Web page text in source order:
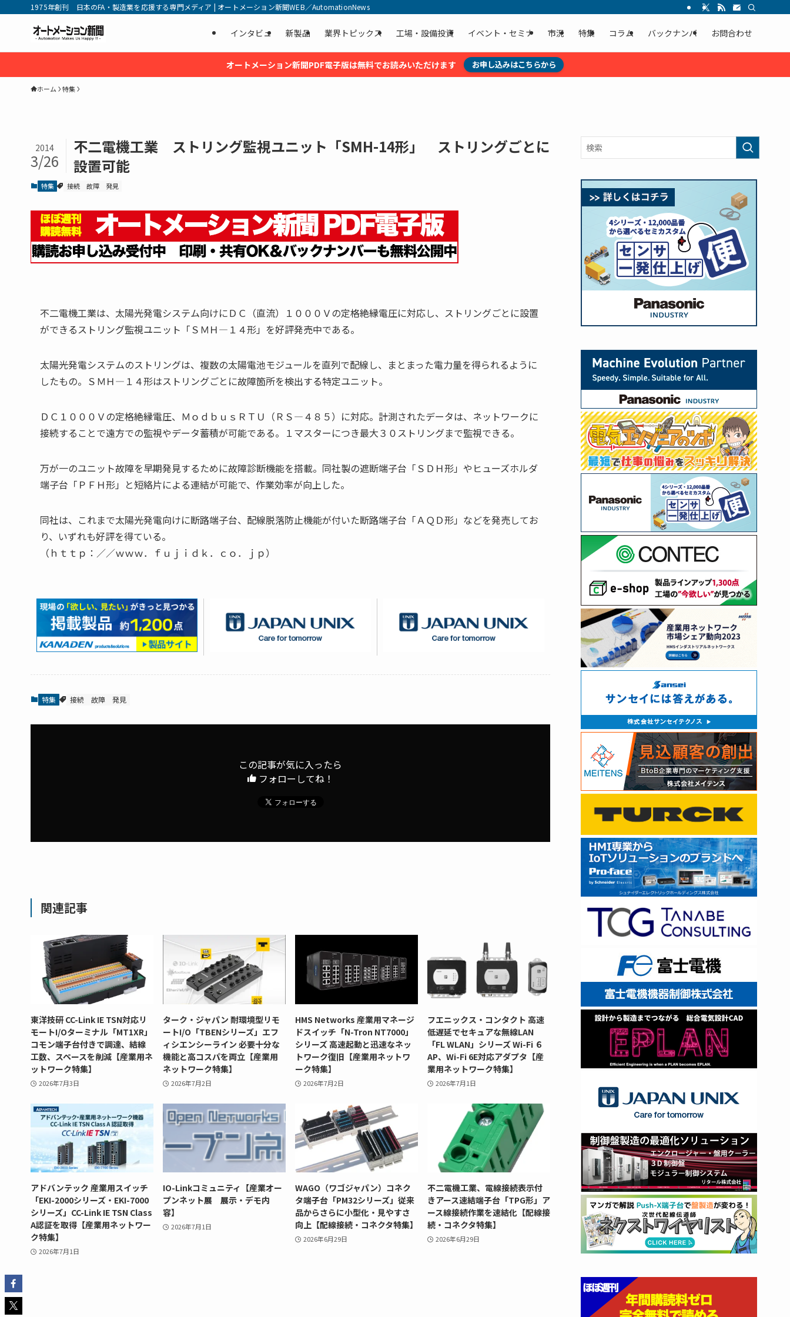
1975年創刊 日本のFA・製造業を応援する専門メディア | オートメーション新聞WEB／AutomationNews
インタビュ 新製品 業界トピックス 工場・設備投資 イベント・セミナ 市況 特集 コラム バックナンバ お問合わせ
オートメーション新聞PDF電子版は無料でお読みいただけます お申し込みはこちらから
ホーム 特集
不二電機工業 ストリング監視ユニット「SMH-14形」 ストリングごとに
設置可能
2014
3/26
特集 接続 故障 発見
不二電機工業は、太陽光発電システム向けにＤＣ（直流）１０００Ｖの定格絶縁電圧に対応し、ストリングごとに設置
ができるストリング監視ユニット「ＳＭＨ―１４形」を好評発売中である。
太陽光発電システムのストリングは、複数の太陽電池モジュールを直列で配線し、まとまった電力量を得られるように
したもの。ＳＭＨ―１４形はストリングごとに故障箇所を検出する特定ユニット。
ＤＣ１０００Ｖの定格絶縁電圧、ＭｏｄｂｕｓＲＴＵ（ＲＳ―４８５）に対応。計測されたデータは、ネットワークに
接続することで遠方での監視やデータ蓄積が可能である。１マスターにつき最大３０ストリングまで監視できる。
万が一のユニット故障を早期発見するために故障診断機能を搭載。同社製の遮断端子台「ＳＤＨ形」やヒューズホルダ
端子台「ＰＦＨ形」と短絡片による連結が可能で、作業効率が向上した。
同社は、これまで太陽光発電向けに断路端子台、配線脱落防止機能が付いた断路端子台「ＡＱＤ形」などを発売してお
り、いずれも好評を得ている。
（ｈｔｔｐ：／／ｗｗｗ．ｆｕｊｉｄｋ．ｃｏ．ｊｐ）
特集 接続 故障 発見
この記事が気に入ったら
フォローしてね！
関連記事
東洋技研 CC-Link IE TSN対応リ
モートI/Oターミナル「MT1XR」
コモン端子台付きで調達、結線
工数、スペースを削減【産業用ネ
ットワーク特集】
2026年7月3日
ターク・ジャパン 耐環境型リモ
ートI/O「TBENシリーズ」エフ
ィシエンシーライン 必要十分な
機能と高コスパを両立【産業用
ネットワーク特集】
2026年7月2日
HMS Networks 産業用マネージ
ドスイッチ「N-Tron NT7000」
シリーズ 高速起動と迅速なネッ
トワーク復旧【産業用ネットワ
ーク特集】
2026年7月2日
フエニックス・コンタクト 高速
低遅延でセキュアな無線LAN
「FL WLAN」シリーズ Wi-Fi ６
AP、Wi-Fi 6E対応アダプタ【産
業用ネットワーク特集】
2026年7月1日
アドバンテック 産業用スイッチ
「EKI-2000シリーズ・EKI-7000
シリーズ」CC-Link IE TSN Class
A認証を取得【産業用ネットワー
ク特集】
2026年7月1日
IO-Linkコミュニティ【産業オー
プンネット展 展示・デモ内
容】
2026年7月1日
WAGO（ワゴジャパン）コネク
タ端子台「PM32シリーズ」従来
品からさらに小型化・見やすさ
向上【配線接続・コネクタ特集】
2026年6月29日
不二電機工業、電線接続表示付
きアース速結端子台「TPG形」ア
ース線接続作業を速結化【配線接
続・コネクタ特集】
2026年6月29日